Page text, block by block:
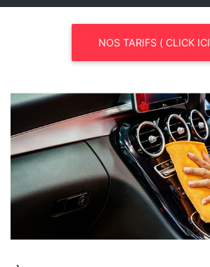
NOS TARIFS ( CLICK